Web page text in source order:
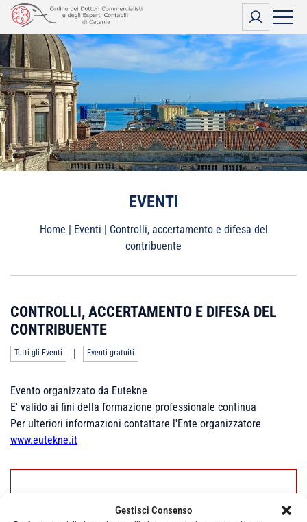
Gestisci Consenso
Vai
contenuto
EVENTI
Home | Eventi | Controlli, accertamento e difesa del
contribuente
CONTROLLI, ACCERTAMENTO E DIFESA DEL
CONTRIBUENTE
Tutti gli Eventi | Eventi gratuiti
Evento organizzato da Eutekne
E' valido ai fini della formazione professionale continua
Per ulteriori informazioni contattare l'Ente organizzatore
www.eutekne.it
evento.